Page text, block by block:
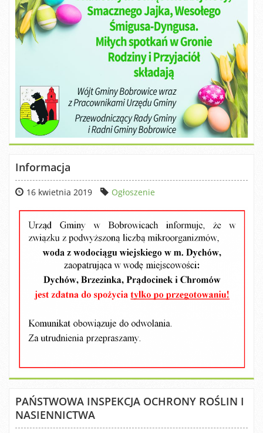
Informacja
16 kwietnia 2019 Ogłoszenie
PAŃSTWOWA INSPEKCJA OCHRONY ROŚLIN I
NASIENNICTWA